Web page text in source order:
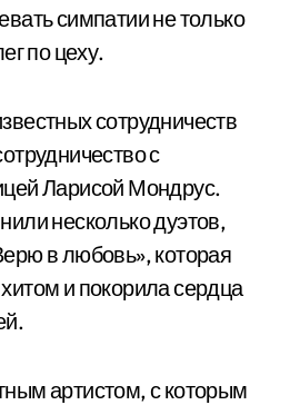
симпатии не только
по цеху.
сотрудничеств
с
Ларисой Мондрус.
несколько дуэтов,
в любовь», которая
и покорила сердца
артистом, с которым